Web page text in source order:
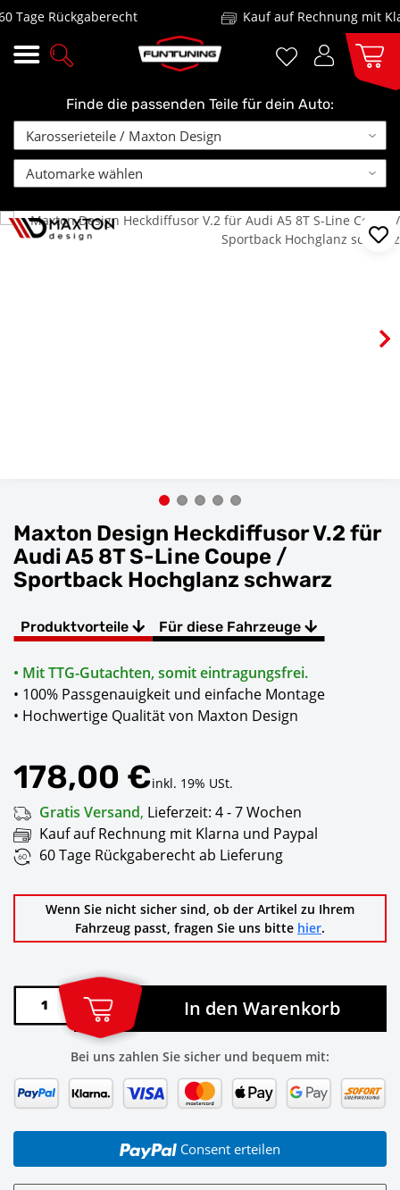
Rückgaberecht Kauf auf Rechnung mit
Finde die passenden Teile für dein Auto:
Maxton Design Heckdiffusor V.2 für
Audi A5 8T S-Line Coupe /
Sportback Hochglanz schwarz
Produktvorteile Für diese Fahrzeuge
• Mit TTG-Gutachten, somit eintragungsfrei.
• 100% Passgenauigkeit und einfache Montage
• Hochwertige Qualität von Maxton Design
178,00 €inkl. 19% USt.
Gratis Versand, Lieferzeit: 4 - 7 Wochen
Kauf auf Rechnung mit Klarna und Paypal
60 Tage Rückgaberecht ab Lieferung
Wenn Sie nicht sicher sind, ob der Artikel zu Ihrem
Fahrzeug passt, fragen Sie uns bitte hier.
In den Warenkorb
Bei uns zahlen Sie sicher und bequem mit:
Consent erteilen